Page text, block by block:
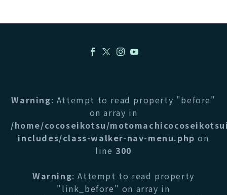
Warning: Attempt to read property "before"
on array in
/home/cocoseikotsu/
includes/class-walker-nav-menu.php on
line300
Warning: Attempt to read property
"link_before" on array in